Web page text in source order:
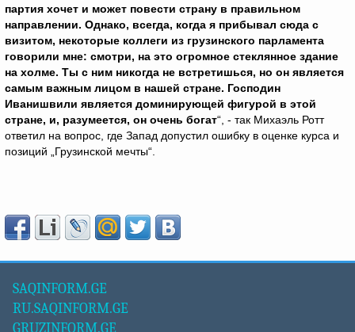
партия хочет и может повести страну в правильном
направлении. Однако, всегда, когда я прибывал сюда с
визитом, некоторые коллеги из грузинского парламента
говорили мне: смотри, на это огромное стеклянное здание
на холме. Ты с ним никогда не встретишься, но он является
самым важным лицом в нашей стране. Господин
Иванишвили является доминирующей фигурой в этой
стране, и, разумеется, он очень богат“, - так Михаэль Ротт
ответил на вопрос, где Запад допустил ошибку в оценке курса и
позиций „Грузинской мечты“.
SAQINFORM.GE
RU.SAQINFORM.GE
GRUZINFORM.GE